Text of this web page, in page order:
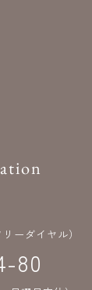
ーダイヤル）
80